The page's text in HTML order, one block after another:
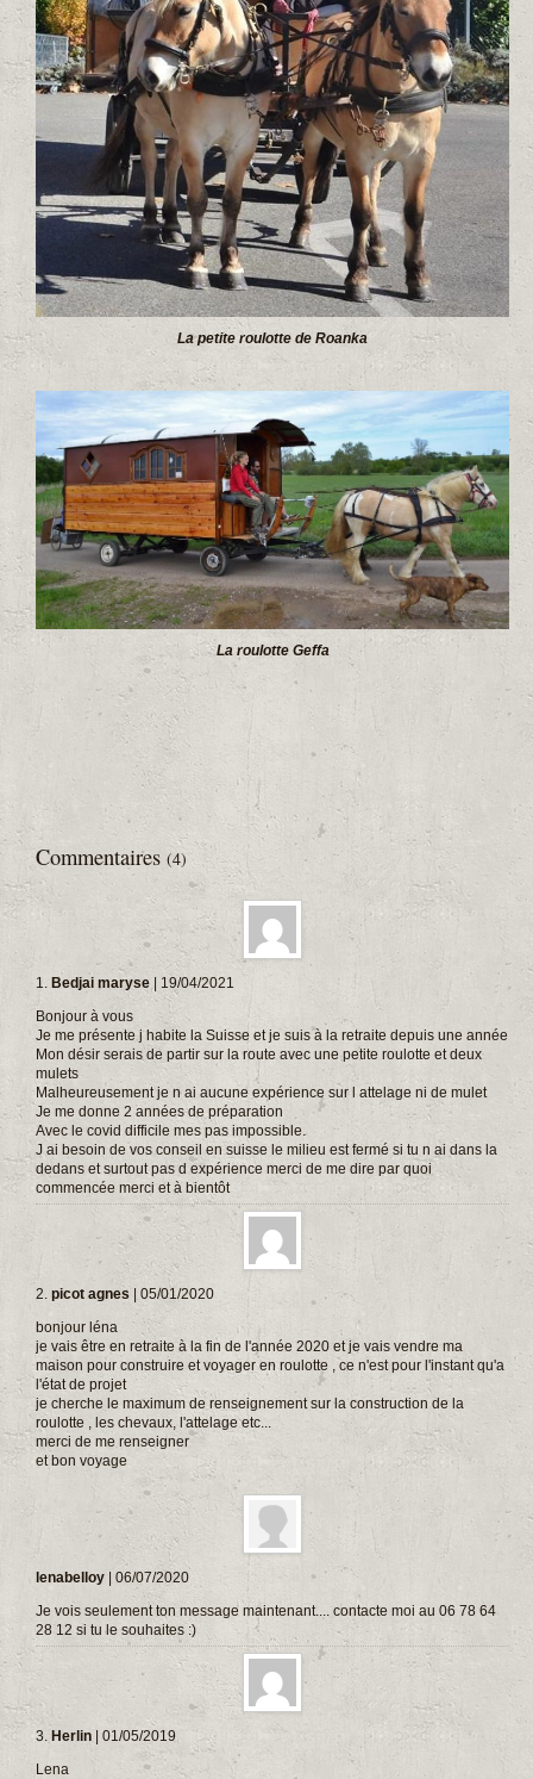
La petite roulotte de Roanka
La roulotte Geffa
Commentaires (4)
1. Bedjai maryse | 19/04/2021
Bonjour à vous
Je me présente j habite la Suisse et je suis à la retraite depuis une année
Mon désir serais de partir sur la route avec une petite roulotte et deux
mulets
Malheureusement je n ai aucune expérience sur l attelage ni de mulet
Je me donne 2 années de préparation
Avec le covid difficile mes pas impossible.
J ai besoin de vos conseil en suisse le milieu est fermé si tu n ai dans la
dedans et surtout pas d expérience merci de me dire par quoi
commencée merci et à bientôt
2. picot agnes | 05/01/2020
bonjour léna
je vais être en retraite à la fin de l'année 2020 et je vais vendre ma
maison pour construire et voyager en roulotte , ce n'est pour l'instant qu'a
l'état de projet
je cherche le maximum de renseignement sur la construction de la
roulotte , les chevaux, l'attelage etc...
merci de me renseigner
et bon voyage
lenabelloy | 06/07/2020
Je vois seulement ton message maintenant.... contacte moi au 06 78 64
28 12 si tu le souhaites :)
3. Herlin | 01/05/2019
Lena